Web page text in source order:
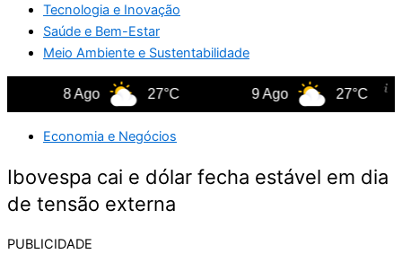
Tecnologia e Inovação
Saúde e Bem-Estar
Meio Ambiente e Sustentabilidade
8 Ago 27°C 9 Ago 27°C
Economia e Negócios
Ibovespa cai e dólar fecha estável em dia
de tensão externa
PUBLICIDADE